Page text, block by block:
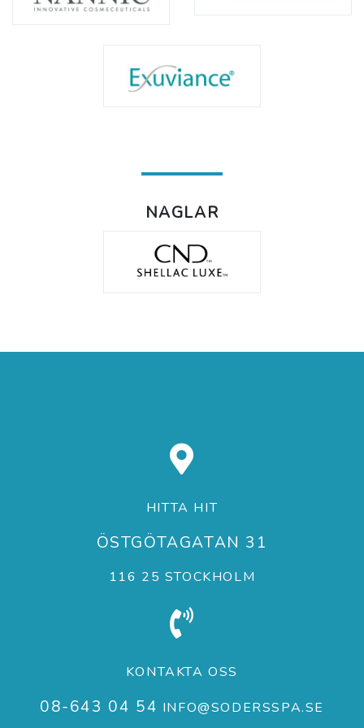
NAGLAR
HITTA HIT
ÖSTGÖTAGATAN 31
116 25 STOCKHOLM
KONTAKTA OSS
08-643 04 54 INFO@SODERSSPA.SE